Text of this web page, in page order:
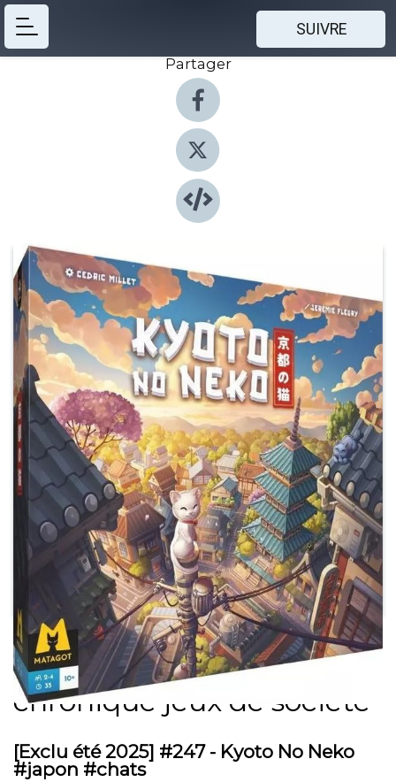
SUIVRE
Partager
Play
Silence on Joue ! La
chronique jeux de société
[Exclu été 2025] #247 - Kyoto No Neko
#japon #chats